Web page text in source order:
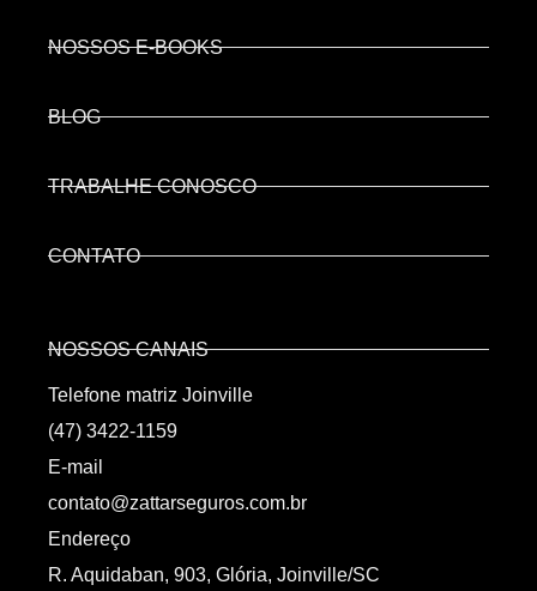
NOSSOS E-BOOKS
BLOG
TRABALHE CONOSCO
CONTATO
NOSSOS CANAIS
Telefone matriz Joinville
(47) 3422-1159
E-mail
contato@zattarseguros.com.br
Endereço
R. Aquidaban, 903, Glória, Joinville/SC